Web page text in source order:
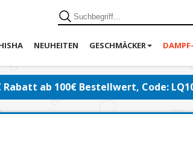
NEUHEITEN GESCHMÄCKER
ab 100€ Bestellwert, Code: